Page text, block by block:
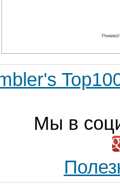
Powered
Мы в